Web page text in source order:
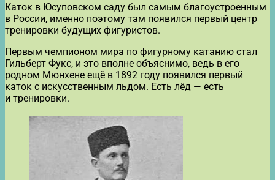
Каток в Юсуповском саду был самым благоустроенным
в России, именно поэтому там появился первый центр
тренировки будущих фигуристов.
Первым чемпионом мира по фигурному катанию стал
Гильберт Фукс, и это вполне объяснимо, ведь в его
родном Мюнхене ещё в 1892 году появился первый
каток с искусственным льдом. Есть лёд — есть
и тренировки.